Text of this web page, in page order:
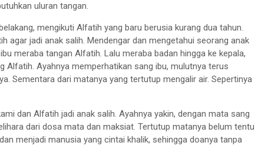
uluran tangan.
mengikuti Alfatih yang baru berusia kurang dua tahun.
agar jadi anak salih. Mendengar dan mengetahui seorang anak
meraba tangan Alfatih. Lalu meraba badan hingga ke kepala,
Alfatih. Ayahnya memperhatikan sang ibu, mulutnya terus
Sementara dari matanya yang tertutup mengalir air. Sepertinya
dan Alfatih jadi anak salih. Ayahnya yakin, dengan mata sang
dari dosa mata dan maksiat. Tertutup matanya belum tentu
menjadi manusia yang cintai khalik, sehingga doanya tanpa